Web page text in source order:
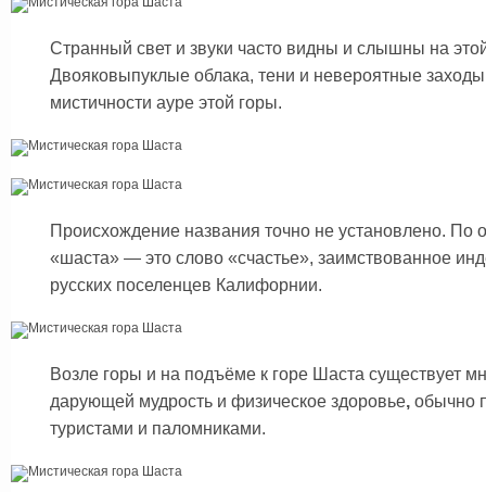
Странный свет и звуки часто видны и слышны на
Двояковыпуклые облака, тени и невероятные
мистичности ауре этой горы.
Происхождение названия точно не установлено. По
«шаста» — это слово «счастье», заимствованное
русских поселенцев Калифорнии.
Возле горы и на подъёме к горе Шаста существует
дарующей мудрость и физическое здоровье, обычно
туристами и паломниками.